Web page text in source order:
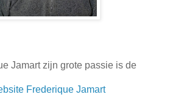
Jamart zijn grote passie is de
Frederique Jamart